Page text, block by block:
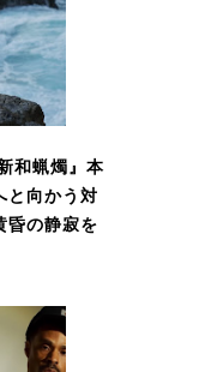
和蝋燭』本
向かう対
昏の静寂を